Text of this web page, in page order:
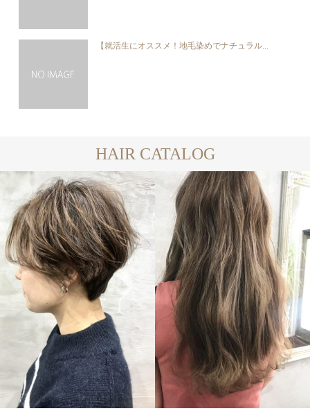
【就活生にオススメ！地毛染めでナチュラル...
HAIR CATALOG
SHORT
LONG